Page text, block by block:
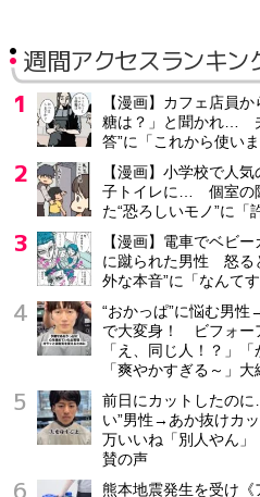
週間アクセスランキン
【漫画】カフェ店員
糖は？」と聞かれ…
答”に「これから使いま
【漫画】小学校で人
子トイレに… 個室の
た“恐ろしいモノ”に「
【漫画】電車でベビ
に蹴られた男性 怒る
外な本音”に「なんてす
“おかっぱ”に悩む男
で大変身！ ビフォー
「え、同じ人！？」「
「爽やかすぎる～」
前日にカットしたの
い”男性→あか抜けカ
万いいね「別人やん」
賛の声
熊本地震発生を受け《